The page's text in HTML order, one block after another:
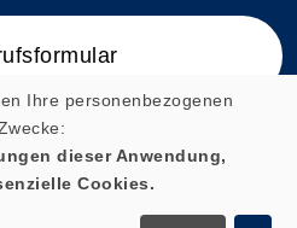
Ihre personenbezogenen
dieser Anwendung,
Cookies.